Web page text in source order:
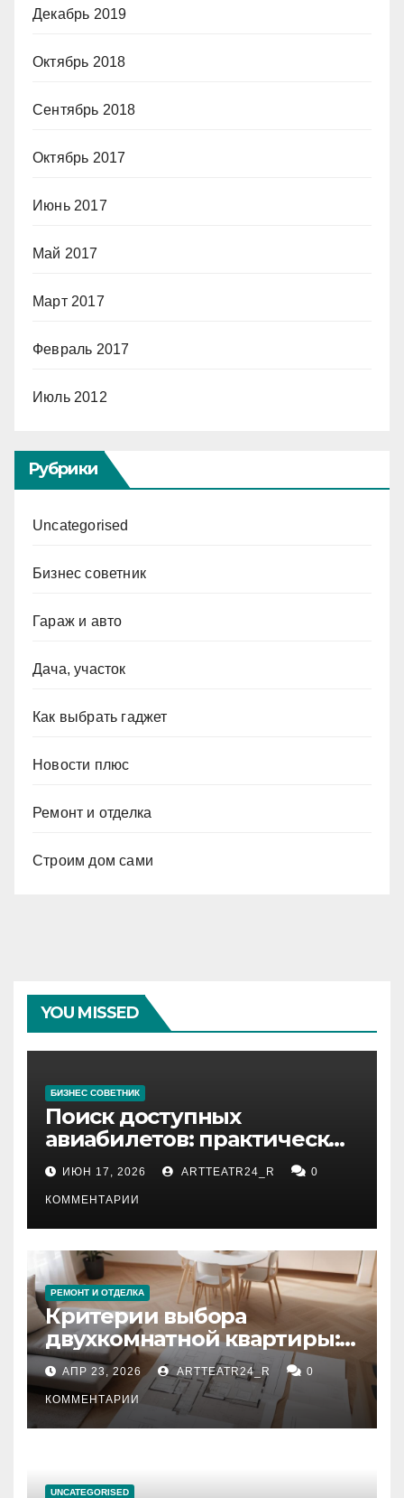
Декабрь 2019
Октябрь 2018
Сентябрь 2018
Октябрь 2017
Июнь 2017
Май 2017
Март 2017
Февраль 2017
Июль 2012
Рубрики
Uncategorised
Бизнес советник
Гараж и авто
Дача, участок
Как выбрать гаджет
Новости плюс
Ремонт и отделка
Строим дом сами
YOU MISSED
БИЗНЕС СОВЕТНИК
Поиск доступных
авиабилетов: практические
рекомендации
ИЮН 17, 2026 ARTTEATR24_R 0
КОММЕНТАРИИ
РЕМОНТ И ОТДЕЛКА
Критерии выбора
двухкомнатной квартиры:
планировка, площадь,
состояние и документация
АПР 23, 2026 ARTTEATR24_R 0
КОММЕНТАРИИ
UNCATEGORISED